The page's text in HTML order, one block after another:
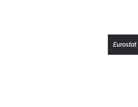
Eurostat